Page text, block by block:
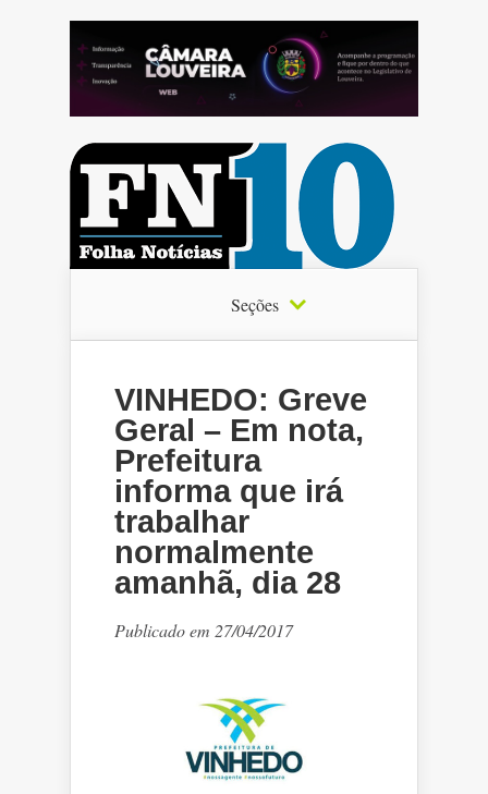
Seções
VINHEDO: Greve
Geral – Em nota,
Prefeitura
informa que irá
trabalhar
normalmente
amanhã, dia 28
Publicado em 27/04/2017